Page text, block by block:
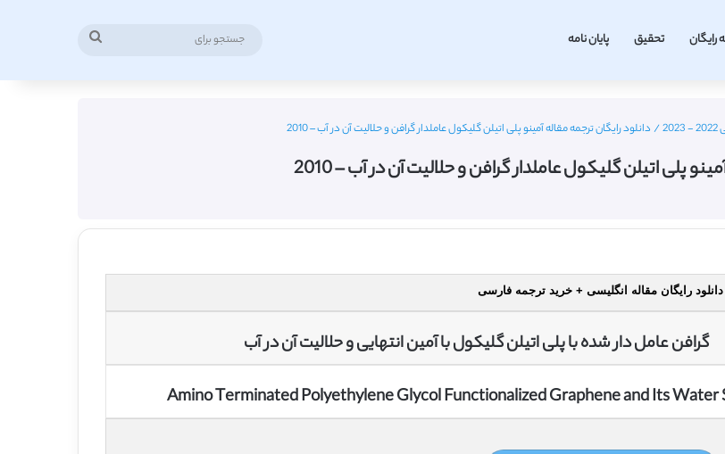
رایگان تحقیق پایان نامه
/ دانلود رایگان ترجمه مقاله آمینو پلی اتیلن گلیکول عاملدار گرافن و حلالیت آن در آب – 2010
پلی اتیلن گلیکول عاملدار گرافن و حلالیت آن در آب – 2010
دانلود رایگان مقاله انگلیسی + خرید ترجمه فارسی
گرافن عامل دار شده با پلی اتیلن گلیکول با آمین انتهایی و حلالیت آن در آب
Amino Terminated Polyethylene Glycol Functionalized Graphene and Its Water